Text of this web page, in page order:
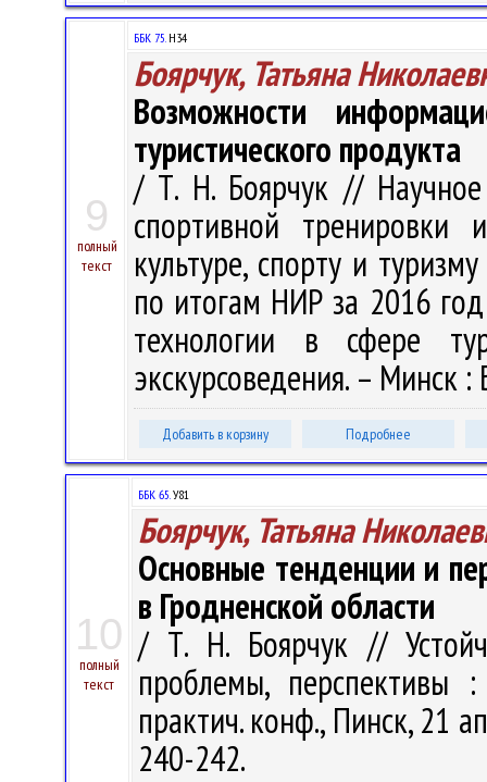
9
полный
текст
ББК 75.Н34
Боярчук, Татьяна
Возможности
туристического продукта
/ Т. Н. Боярчук // Научное
спортивной
культуре, спорту и
по итогам НИР за 2016
технологии в сфере
экскурсоведения. – Минск
Добавить в корзину Подробнее
10
полный
текст
ББК 65.У81
Боярчук, Татьяна
Основные тенденции и
в Гродненской области
/ Т. Н. Боярчук //
проблемы, перспективы
практич. конф., Пинск, 21
240-242.